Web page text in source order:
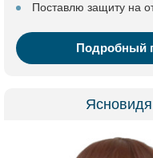
Поставлю защиту на
Подробный